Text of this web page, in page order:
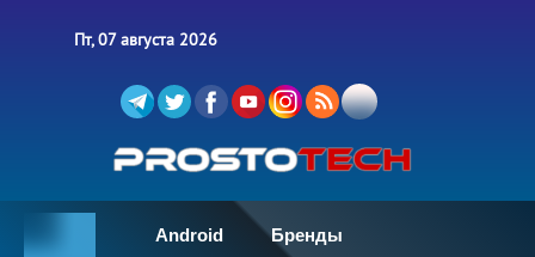
Пт, 07 августа 2026
Android Бренды